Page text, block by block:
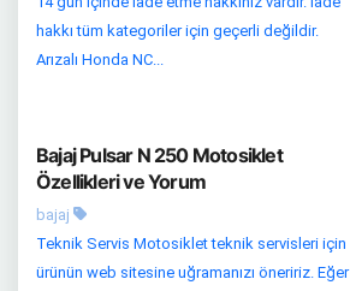
hakkı tüm kategoriler için geçerli değildir.
Arızalı Honda NC...
Bajaj Pulsar N 250 Motosiklet
Özellikleri ve Yorum
bajaj
Teknik Servis Motosiklet teknik servisleri için
ürünün web sitesine uğramanızı öneririz. Eğer